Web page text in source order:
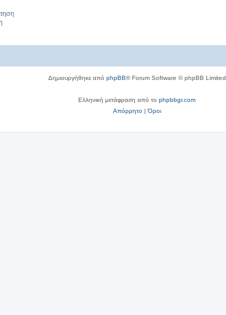
Δημιουργήθηκε από phpBB® Forum Software © phpBB Limited
Ελληνική μετάφραση από το phpbbgr.com
Απόρρητο|Όροι